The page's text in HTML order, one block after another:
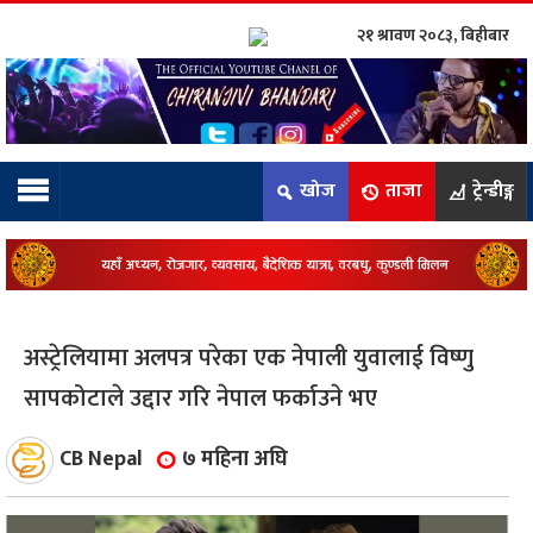
टिम:
२१ श्रावण २०८३, बिहीबार
खोज ताजा ट्रेन्डीङ्ग
अस्ट्रेलियामा अलपत्र परेका एक नेपाली युवालाई विष्णु
सापकोटाले उद्दार गरि नेपाल फर्काउने भए
CB Nepal ७ महिना अघि